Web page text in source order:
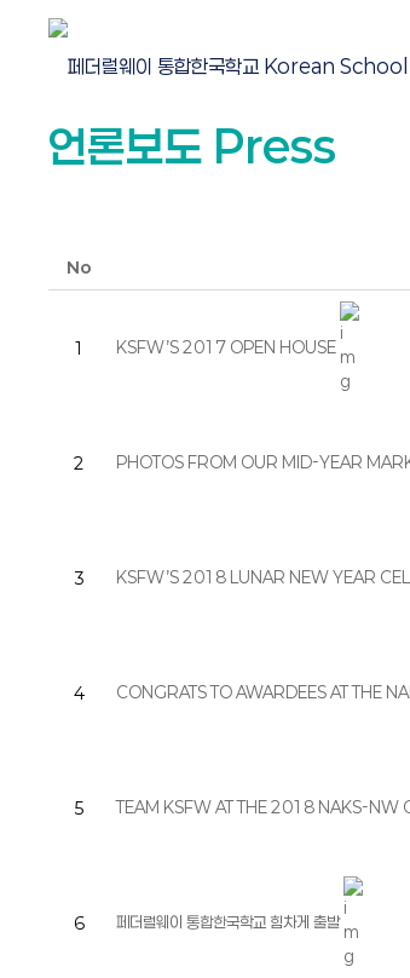
언론보도 Press
No
1 KSFW’S 2017 OPEN HOUSE
2 PHOTOS FROM OUR MID-YEAR
3 KSFW’S 2018 LUNAR NEW YEAR
4 CONGRATS TO AWARDEES AT THE
5 TEAM KSFW AT THE 2018 NAKS-NW
6 페더럴웨이 통합한국학교 힘차게 출발